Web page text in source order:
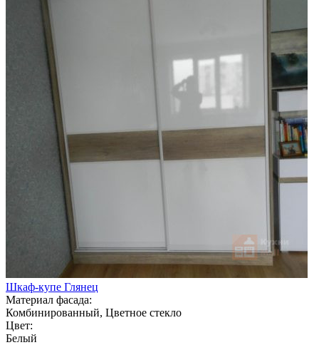
Шкаф-купе Глянец
Материал фасада:
Комбинированный, Цветное стекло
Цвет:
Белый